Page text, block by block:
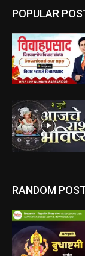
POPULAR
RANDOM